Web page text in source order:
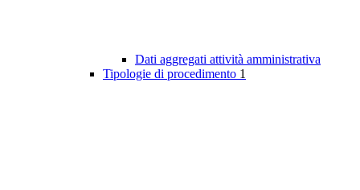
Dati aggregati attività amministrativa
Tipologie di procedimento 1